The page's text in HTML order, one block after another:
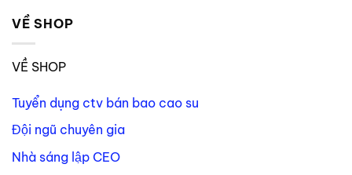
VỀ SHOP
VỀ SHOP
Tuyển dụng ctv bán bao cao su
Đội ngũ chuyên gia
Nhà sáng lập CEO